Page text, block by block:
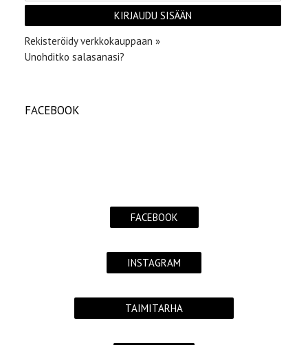
Rekisteröidy verkkokauppaan »
Unohditko salasanasi?
FACEBOOK
FACEBOOK
INSTAGRAM
TAIMITARHA